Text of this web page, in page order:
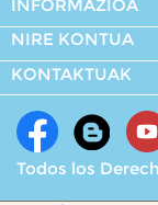
INFORMAZIOA
NIRE KONTUA
KONTAKTUAK
Todos los